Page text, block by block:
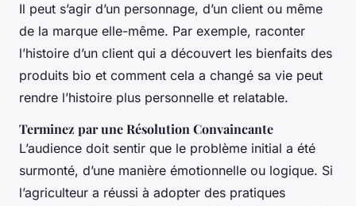
Il peut s’agir d’un personnage, d’un client ou même
de la marque elle-même. Par exemple, raconter
l’histoire d’un client qui a découvert les bienfaits des
produits bio et comment cela a changé sa vie peut
rendre l’histoire plus personnelle et relatable.
Terminez par une Résolution Convaincante
L’audience doit sentir que le problème initial a été
surmonté, d’une manière émotionnelle ou logique. Si
l’agriculteur a réussi à adopter des pratiques